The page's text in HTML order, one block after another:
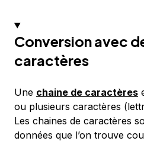
Conversion avec
caractères
Une chaine de caractères
ou plusieurs caractères
Les chaines de caractères
données que l’on trouve